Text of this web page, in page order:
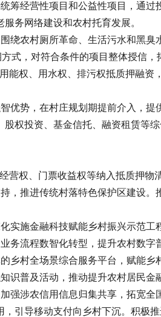
筹经营性项目和公益性项目，通过
务网络建设和农村托育发展。
绕农村厕所革命、生活污水和黑
式，对符合条件的项目整体授信
权、用水权、排污权抵质押融资
优势，在村庄规划期提前介入，
权投资、基金信托、融资租赁等
营权、门票收益权等纳入抵质押
推进传统村落特色保护区建设。
实施金融科技赋能乡村振兴示范工
流程数智化转型，提升农村数字
乡村全场景综合服务平台，赋能乡
识普及活动，推动提升农村居民金
强涉农信用信息归集共享，拓宽全
引导移动支付向乡村下沉。积极